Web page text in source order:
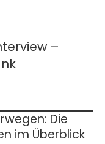
–
Die
im Überblick